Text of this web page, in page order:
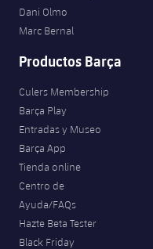
Dani Olmo
Marc Bernal
Productos Barça
Culers Membership
Barça Play
Entradas y Museo
Barça App
Tienda online
Centro de
Ayuda/FAQs
Hazte Beta Tester
Black Friday